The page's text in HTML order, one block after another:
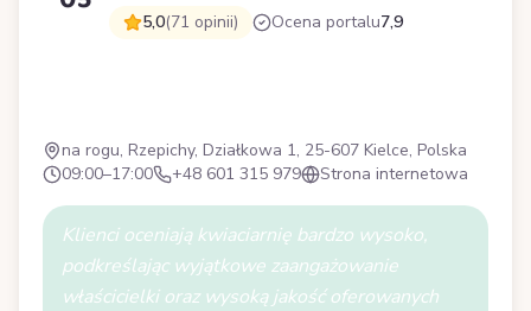
5,0(71 opinii) Ocena portalu7,9
na rogu, Rzepichy, Działkowa 1, 25-607 Kielce, Polska
09:00–17:00
+48 601 315 979 Strona internetowa
Klienci oceniają kwiaciarnię bardzo wysoko,
podkreślając wyjątkowe zaangażowanie
właścicielki oraz wysoką jakość oferowanych